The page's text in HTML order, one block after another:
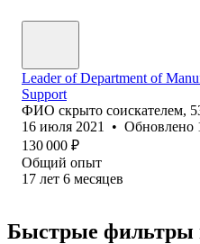
Leader of Department of
Support
ФИО скрыто соискателем,
16 июля 2021
• Обновлено
130 000 ₽
Общий опыт
17 лет 6 месяцев
Быстрые фильтры